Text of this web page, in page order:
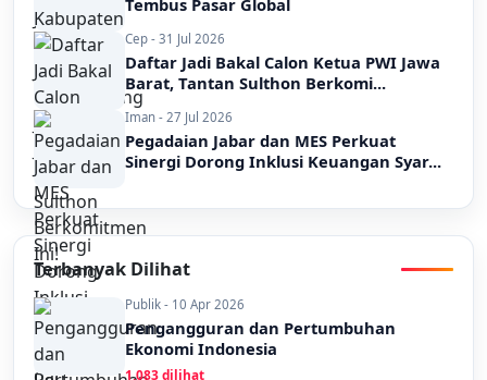
Tembus Pasar Global
Cep - 31 Jul 2026
Daftar Jadi Bakal Calon Ketua PWI Jawa
Barat, Tantan Sulthon Berkomi...
Iman - 27 Jul 2026
Pegadaian Jabar dan MES Perkuat
Sinergi Dorong Inklusi Keuangan Syar...
Terbanyak Dilihat
Publik - 10 Apr 2026
Pengangguran dan Pertumbuhan
Ekonomi Indonesia
1,083 dilihat